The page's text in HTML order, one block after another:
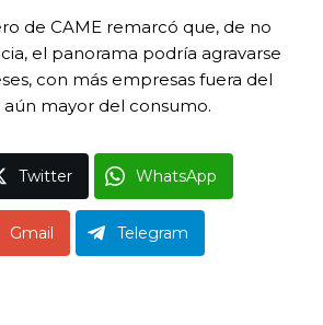
de CAME remarcó que, de no
el panorama podría agravarse
con más empresas fuera del
mayor del consumo.
Twitter WhatsApp
Gmail Telegram